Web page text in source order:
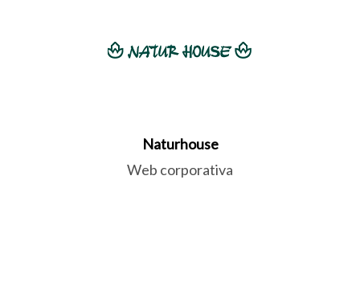
Naturhouse
Web corporativa